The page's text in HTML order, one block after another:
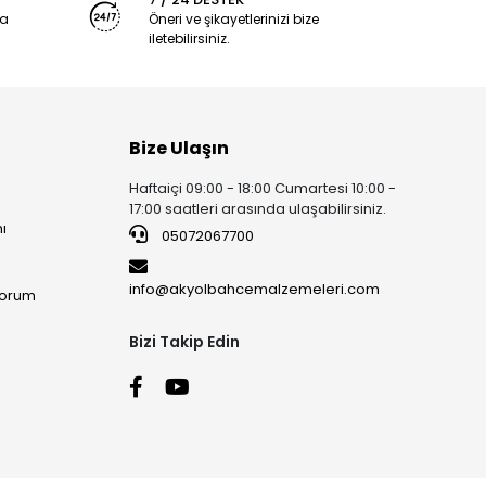
Öneri ve şikayetlerinizi bize
iletebilirsiniz.
Bize Ulaşın
Haftaiçi 09:00 - 18:00 Cumartesi 10:00 -
17:00 saatleri arasında ulaşabilirsiniz.
05072067700
info@akyolbahcemalzemeleri.com
Bizi Takip Edin